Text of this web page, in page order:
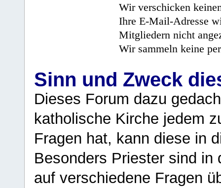
Wir verschicken
Ihre E-Mail-Adresse
Mitgliedern nicht
Wir sammeln keine
Sinn und Zweck
Dieses Forum dazu
katholische Kirche jedem
Fragen hat, kann diese in
Besonders Priester sind in
auf verschiedene Fragen